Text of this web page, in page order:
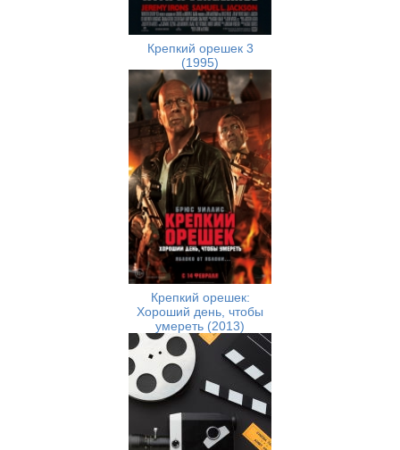
Крепкий орешек 3
(1995)
Крепкий орешек:
Хороший день, чтобы
умереть (2013)